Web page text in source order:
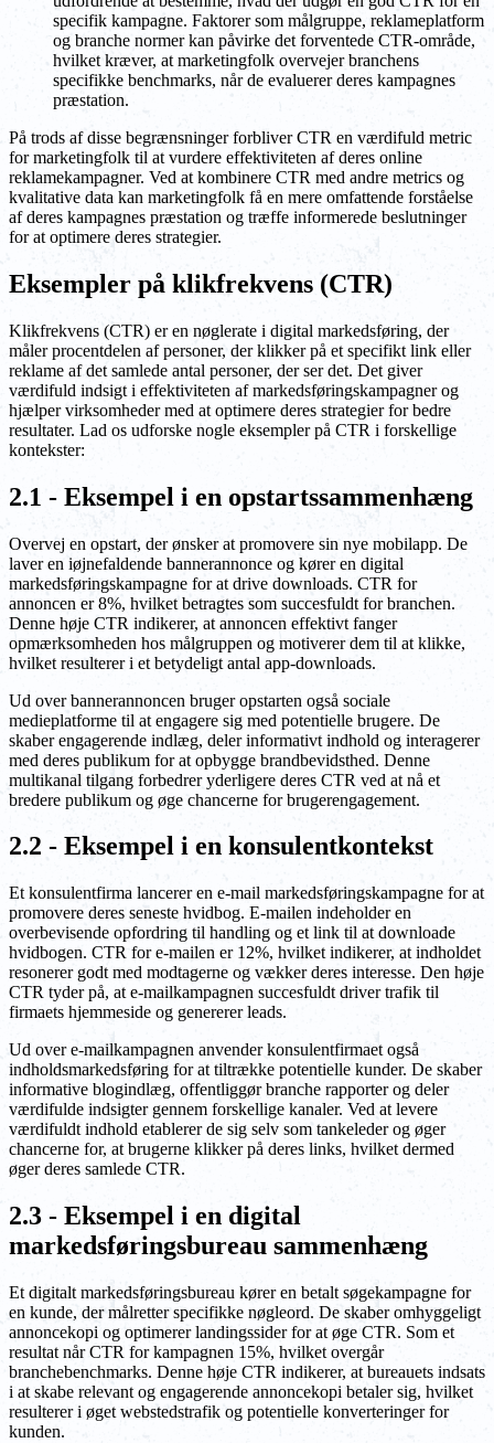
specifik kampagne. Faktorer som målgruppe, reklameplatform
og branche normer kan påvirke det forventede CTR-område,
hvilket kræver, at marketingfolk overvejer branchens
specifikke benchmarks, når de evaluerer deres kampagnes
præstation.
På trods af disse begrænsninger forbliver CTR en værdifuld metric
for marketingfolk til at vurdere effektiviteten af deres online
reklamekampagner. Ved at kombinere CTR med andre metrics og
kvalitative data kan marketingfolk få en mere omfattende forståelse
af deres kampagnes præstation og træffe informerede beslutninger
for at optimere deres strategier.
Eksempler på klikfrekvens (CTR)
Klikfrekvens (CTR) er en nøglerate i digital markedsføring, der
måler procentdelen af personer, der klikker på et specifikt link eller
reklame af det samlede antal personer, der ser det. Det giver
værdifuld indsigt i effektiviteten af markedsføringskampagner og
hjælper virksomheder med at optimere deres strategier for bedre
resultater. Lad os udforske nogle eksempler på CTR i forskellige
kontekster:
2.1 - Eksempel i en opstartssammenhæng
Overvej en opstart, der ønsker at promovere sin nye mobilapp. De
laver en iøjnefaldende bannerannonce og kører en digital
markedsføringskampagne for at drive downloads. CTR for
annoncen er 8%, hvilket betragtes som succesfuldt for branchen.
Denne høje CTR indikerer, at annoncen effektivt fanger
opmærksomheden hos målgruppen og motiverer dem til at klikke,
hvilket resulterer i et betydeligt antal app-downloads.
Ud over bannerannoncen bruger opstarten også sociale
medieplatforme til at engagere sig med potentielle brugere. De
skaber engagerende indlæg, deler informativt indhold og interagerer
med deres publikum for at opbygge brandbevidsthed. Denne
multikanal tilgang forbedrer yderligere deres CTR ved at nå et
bredere publikum og øge chancerne for brugerengagement.
2.2 - Eksempel i en konsulentkontekst
Et konsulentfirma lancerer en e-mail markedsføringskampagne for at
promovere deres seneste hvidbog. E-mailen indeholder en
overbevisende opfordring til handling og et link til at downloade
hvidbogen. CTR for e-mailen er 12%, hvilket indikerer, at indholdet
resonerer godt med modtagerne og vækker deres interesse. Den høje
CTR tyder på, at e-mailkampagnen succesfuldt driver trafik til
firmaets hjemmeside og genererer leads.
Ud over e-mailkampagnen anvender konsulentfirmaet også
indholdsmarkedsføring for at tiltrække potentielle kunder. De skaber
informative blogindlæg, offentliggør branche rapporter og deler
værdifulde indsigter gennem forskellige kanaler. Ved at levere
værdifuldt indhold etablerer de sig selv som tankeleder og øger
chancerne for, at brugerne klikker på deres links, hvilket dermed
øger deres samlede CTR.
2.3 - Eksempel i en digital
markedsføringsbureau sammenhæng
Et digitalt markedsføringsbureau kører en betalt søgekampagne for
en kunde, der målretter specifikke nøgleord. De skaber omhyggeligt
annoncekopi og optimerer landingssider for at øge CTR. Som et
resultat når CTR for kampagnen 15%, hvilket overgår
branchebenchmarks. Denne høje CTR indikerer, at bureauets indsats
i at skabe relevant og engagerende annoncekopi betaler sig, hvilket
resulterer i øget webstedstrafik og potentielle konverteringer for
kunden.